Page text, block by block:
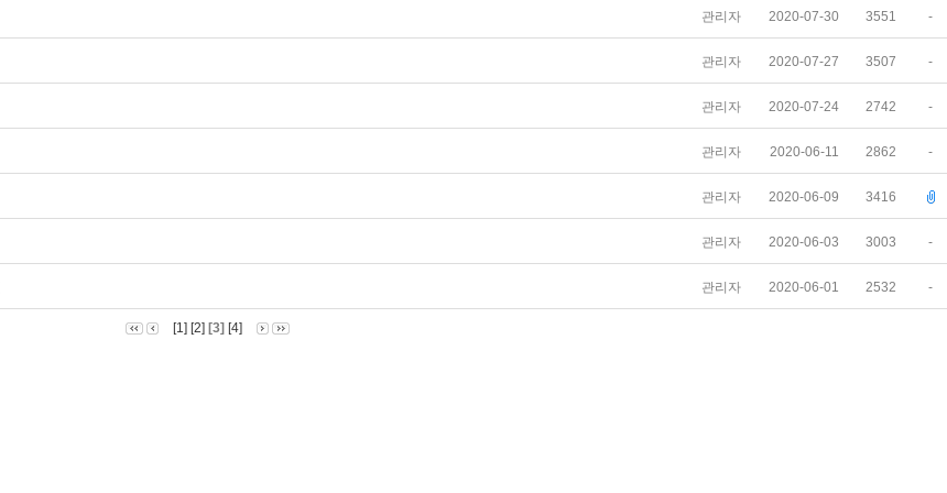
관리자 2020-07-30 3551 -
관리자 2020-07-27 3507 -
관리자 2020-07-24 2742 -
관리자 2020-06-11 2862 -
관리자 2020-06-09 3416
관리자 2020-06-03 3003 -
관리자 2020-06-01 2532 -
[1] [2] [3] [4]